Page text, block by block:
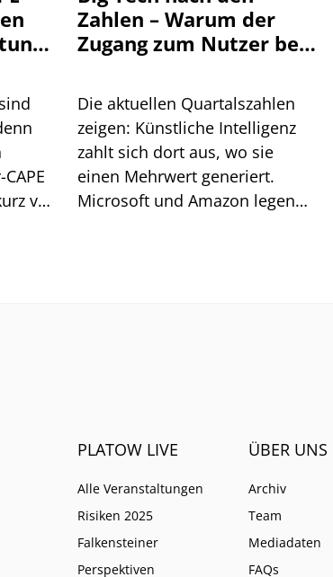
vor
Zahlen – Warum der
Zugang zum Nutzer bei
Die aktuellen Quartalszahlen
zeigen: Künstliche Intelligenz
zahlt sich dort aus, wo sie
einen Mehrwert generiert.
Microsoft und Amazon legen
PLATOW LIVE
Alle Veranstaltungen
Risiken 2025
Falkensteiner
Perspektiven
ÜBER UNS
Archiv
Team
Mediadaten
FAQs